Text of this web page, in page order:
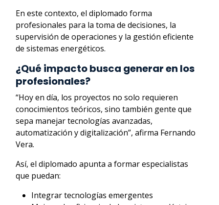
En este contexto, el diplomado forma
profesionales para la toma de decisiones, la
supervisión de operaciones y la gestión eficiente
de sistemas energéticos.
¿Qué impacto busca generar en los
profesionales?
“Hoy en día, los proyectos no solo requieren
conocimientos teóricos, sino también gente que
sepa manejar tecnologías avanzadas,
automatización y digitalización”, afirma Fernando
Vera.
Así, el diplomado apunta a formar especialistas
que puedan:
Integrar tecnologías emergentes